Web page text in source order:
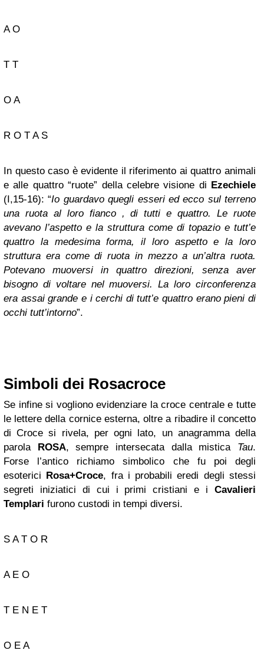
A O
T T
O A
R O T A S
In questo caso è evidente il riferimento ai quattro animali
e alle quattro “ruote” della celebre visione di Ezechiele
(I,15-16): “Io guardavo quegli esseri ed ecco sul terreno
una ruota al loro fianco , di tutti e quattro. Le ruote
avevano l’aspetto e la struttura come di topazio e tutt’e
quattro la medesima forma, il loro aspetto e la loro
struttura era come di ruota in mezzo a un’altra ruota.
Potevano muoversi in quattro direzioni, senza aver
bisogno di voltare nel muoversi. La loro circonferenza
era assai grande e i cerchi di tutt’e quattro erano pieni di
occhi tutt’intorno”.
Simboli dei Rosacroce
Se infine si vogliono evidenziare la croce centrale e tutte
le lettere della cornice esterna, oltre a ribadire il concetto
di Croce si rivela, per ogni lato, un anagramma della
parola
ROSA, sempre intersecata dalla mistica Tau.
Forse l’antico richiamo simbolico che fu poi degli
esoterici
Rosa+Croce, fra i probabili eredi degli stessi
segreti iniziatici di cui i primi cristiani e i Cavalieri
Templari furono custodi in tempi diversi.
S A T O R
A E O
T E N E T
O E A